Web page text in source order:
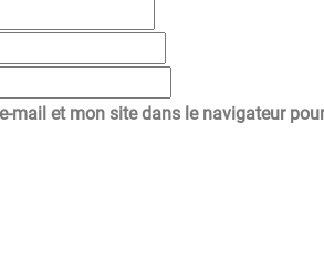
mail et mon site dans le navigateur